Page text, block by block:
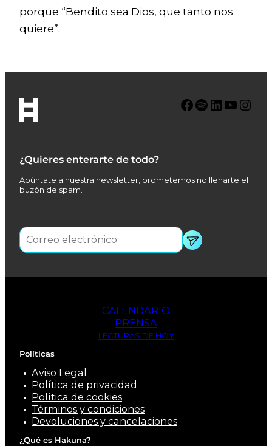
porque “Bendito sea Dios, que tanto nos
quiere”.
¿Quieres enterarte de todo?
Apúntate a nuestra newsletter, prometemos no llenarte el
buzón de spam.
Facebook Spotify LinkedIn YouTube Instagram
CALENDARIO
PRENSA
LECTURAS DE HOY
Políticas
Aviso Legal
Política de privacidad
Política de cookies
Términos y condiciones
Devoluciones y cancelaciones
¿Qué es Hakuna?